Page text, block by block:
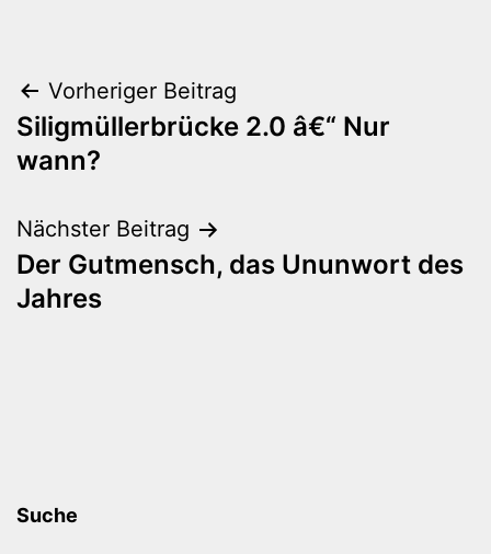
Beitragsnavigation
Vorheriger Beitrag
Siligmüllerbrücke 2.0 â€“ Nur
wann?
Nächster Beitrag
Der Gutmensch, das Ununwort des
Jahres
Suche